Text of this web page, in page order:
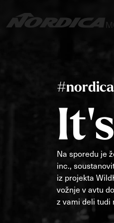
Na sporedu je
inc.,
iz projekta
vožnje v avtu
z vami deli tudi